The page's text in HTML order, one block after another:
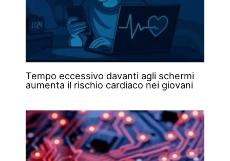
Tempo eccessivo davanti agli schermi
aumenta il rischio cardiaco nei giovani